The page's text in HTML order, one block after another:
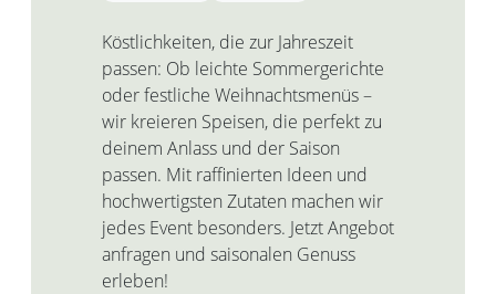
Köstlichkeiten, die zur Jahreszeit
passen: Ob leichte Sommergerichte
oder festliche Weihnachtsmenüs –
wir kreieren Speisen, die perfekt zu
deinem Anlass und der Saison
passen. Mit raffinierten Ideen und
hochwertigsten Zutaten machen wir
jedes Event besonders. Jetzt Angebot
anfragen und saisonalen Genuss
erleben!